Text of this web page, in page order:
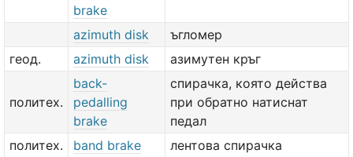
brake
azimuth disk
ъгломер
геод.
azimuth disk азимутен кръг
политех.
back-
pedalling
brake
спирачка, която действа
при обратно натиснат
педал
политех.
band brake
лентова спирачка